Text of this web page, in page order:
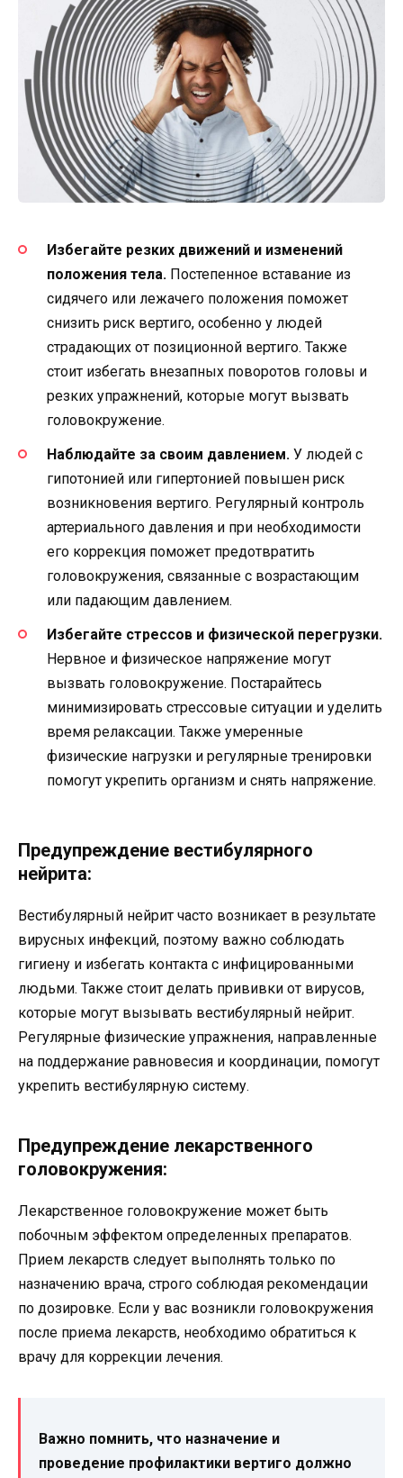
Избегайте резких движений и изменений
положения тела. Постепенное вставание из
сидячего или лежачего положения поможет
снизить риск вертиго, особенно у людей
страдающих от позиционной вертиго. Также
стоит избегать внезапных поворотов головы и
резких упражнений, которые могут вызвать
головокружение.
Наблюдайте за своим давлением. У людей с
гипотонией или гипертонией повышен риск
возникновения вертиго. Регулярный контроль
артериального давления и при необходимости
его коррекция поможет предотвратить
головокружения, связанные с возрастающим
или падающим давлением.
Избегайте стрессов и физической перегрузки.
Нервное и физическое напряжение могут
вызвать головокружение. Постарайтесь
минимизировать стрессовые ситуации и уделить
время релаксации. Также умеренные
физические нагрузки и регулярные тренировки
помогут укрепить организм и снять напряжение.
Предупреждение вестибулярного
нейрита:
Вестибулярный нейрит часто возникает в результате
вирусных инфекций, поэтому важно соблюдать
гигиену и избегать контакта с инфицированными
людьми. Также стоит делать прививки от вирусов,
которые могут вызывать вестибулярный нейрит.
Регулярные физические упражнения, направленные
на поддержание равновесия и координации, помогут
укрепить вестибулярную систему.
Предупреждение лекарственного
головокружения:
Лекарственное головокружение может быть
побочным эффектом определенных препаратов.
Прием лекарств следует выполнять только по
назначению врача, строго соблюдая рекомендации
по дозировке. Если у вас возникли головокружения
после приема лекарств, необходимо обратиться к
врачу для коррекции лечения.
Важно помнить, что назначение и
проведение профилактики вертиго должно